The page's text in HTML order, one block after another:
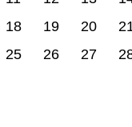
18 19 20
25 26 27